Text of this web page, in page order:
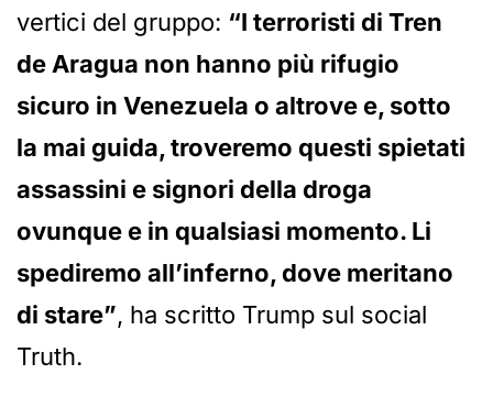
vertici del gruppo: “I terroristi di Tren
de Aragua non hanno più rifugio
sicuro in Venezuela o altrove e, sotto
la mai guida, troveremo questi spietati
assassini e signori della droga
ovunque e in qualsiasi momento. Li
spediremo all’inferno, dove meritano
di stare”, ha scritto Trump sul social
Truth.